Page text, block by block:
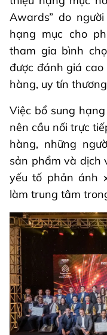
Awards” do
hạng mục cho
tham gia bình
được đánh giá
hàng, uy tín
Việc bổ sung
nên cầu nối trực
hàng, những
sản phẩm và dịch
yếu tố phản ánh
làm trung tâm